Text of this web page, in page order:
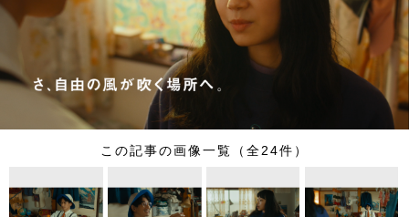
この記事の画像一覧（全24件）